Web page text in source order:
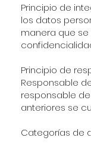
Principio de
los datos
manera que
Principio de
Responsable
responsable
anteriores se
Categorías de